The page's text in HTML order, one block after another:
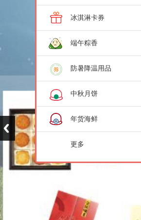
冰淇淋卡券
端午粽香
防暑降温用品
中秋月饼
年货海鲜
更多